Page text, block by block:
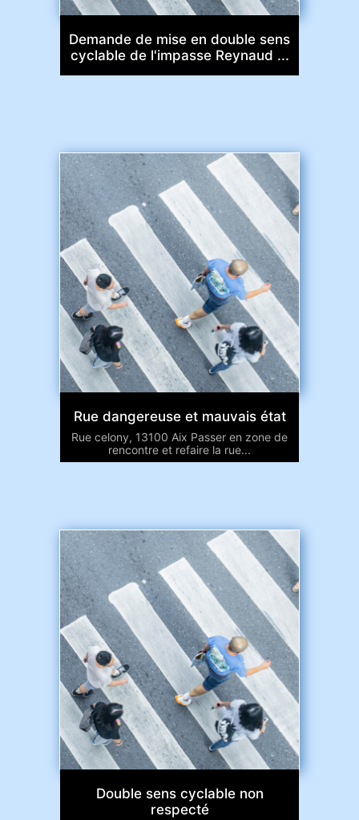
Demande de mise en double sens
cyclable de l'impasse Reynaud ...
Rue dangereuse et mauvais état
Rue celony, 13100 Aix Passer en zone de
rencontre et refaire la rue...
Double sens cyclable non
respecté